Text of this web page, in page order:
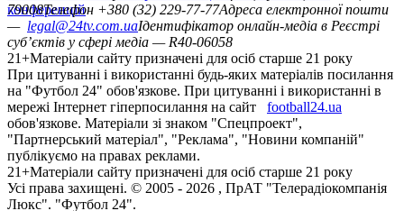
конференцій
79008Телефон +380 (32) 229-77-77Адреса електронної пошти
— legal@24tv.com.uaІдентифікатор онлайн-медіа в Реєстрі
суб’єктів у сфері медіа — R40-06058
21+Матеріали сайту призначені для осіб старше 21 року
При цитуванні і використанні будь-яких матеріалів посилання
на "Футбол 24" обов'язкове. При цитуванні і використанні в
мережі Інтернет гіперпосилання на сайт
football24.ua
обов'язкове. Матеріали зі знаком "Спецпроект",
"Партнерський матеріал", "Реклама", "Новини компаній"
публікуємо на правах реклами.
21+Матеріали сайту призначені для осіб старше 21 року
Усi права захищенi. © 2005 - 2026 , ПрАТ "Телерадіокомпанія
Люкс". "Футбол 24".